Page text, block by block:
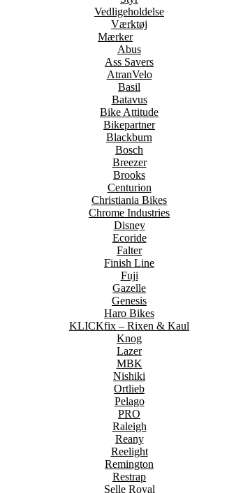
Vedligeholdelse
Værktøj
Mærker
Abus
Ass Savers
AtranVelo
Basil
Batavus
Bike Attitude
Bikepartner
Blackburn
Bosch
Breezer
Brooks
Centurion
Christiania Bikes
Chrome Industries
Disney
Ecoride
Falter
Finish Line
Fuji
Gazelle
Genesis
Haro Bikes
KLICKfix – Rixen & Kaul
Knog
Lazer
MBK
Nishiki
Ortlieb
Pelago
PRO
Raleigh
Reany
Reelight
Remington
Restrap
Selle Royal